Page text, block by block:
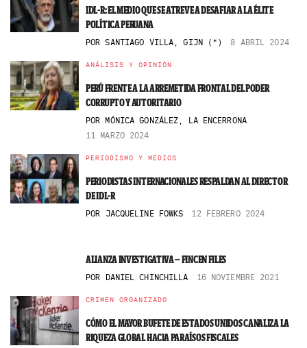
IDL-R: EL MEDIO QUE SE ATREVE A DESAFIAR A LA ÉLITE
POLÍTICA PERUANA
POR SANTIAGO VILLA, GIJN (*) 8 ABRIL 2024
ANÁLISIS Y OPINIÓN
PERÚ FRENTE A LA ARREMETIDA FRONTAL DEL PODER
CORRUPTO Y AUTORITARIO
POR MÓNICA GONZÁLEZ, LA ENCERRONA
11 MARZO 2024
PERIODISMO Y MEDIOS
PERIODISTAS INTERNACIONALES RESPALDAN AL DIRECTOR
DE IDL-R
POR JACQUELINE FOWKS 12 FEBRERO 2024
ALIANZA INVESTIGATIVA – FINCEN FILES
POR DANIEL CHINCHILLA 16 NOVIEMBRE 2021
CRIMEN ORGANIZADO
CÓMO EL MAYOR BUFETE DE ESTADOS UNIDOS CANALIZA LA
RIQUEZA GLOBAL HACIA PARAÍSOS FISCALES